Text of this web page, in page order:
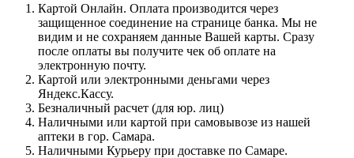
Картой Онлайн. Оплата производится через
защищенное соединение на странице банка. Мы не
видим и не сохраняем данные Вашей карты. Сразу
после оплаты вы получите чек об оплате на
электронную почту.
Картой или электронными деньгами через
Яндекс.Кассу.
Безналичный расчет (для юр. лиц)
Наличными или картой при самовывозе из нашей
аптеки в гор. Самара.
Наличными Курьеру при доставке по Самаре.